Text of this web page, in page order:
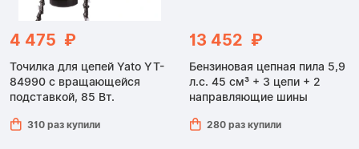
4 475 ₽
Точилка для цепей Yato YT-
84990 с вращающейся
подставкой, 85 Вт.
310 раз купили
13 452 ₽
Бензиновая цепная пила 5,9
л.с. 45 см³ + 3 цепи + 2
направляющие шины
280 раз купили